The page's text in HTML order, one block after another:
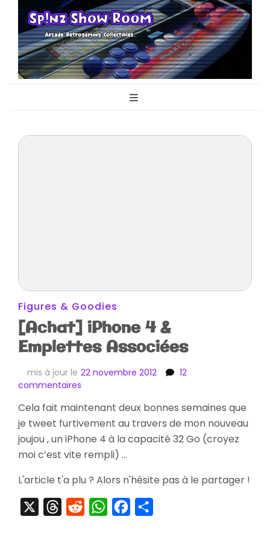
Sp!nz Show
Room
Figures & Goodies
[Achat] iPhone 4 &
Emplettes Associées
mis à jour le 22 novembre 2012
12
commentaires
iPhone
4
&
Emplettes
Associées
Cela fait maintenant deux bonnes semaines que
je tweet furtivement au travers de mon nouveau
joujou , un iPhone 4 à la capacité 32 Go (croyez
moi c’est vite rempli) …
L'article t'a plu ? Alors n'hésite pas à le partager !
ThreadsRedditWhatsAppFacebook